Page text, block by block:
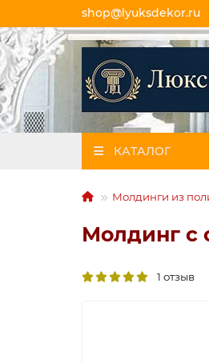
shop@lyuksdekor.ru
КАТАЛОГ
Молдинги из
Молдинг с
1 отзыв